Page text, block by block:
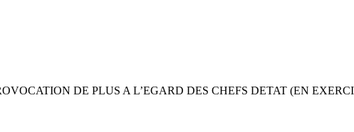
DE PLUS A L’EGARD DES CHEFS DETAT (EN